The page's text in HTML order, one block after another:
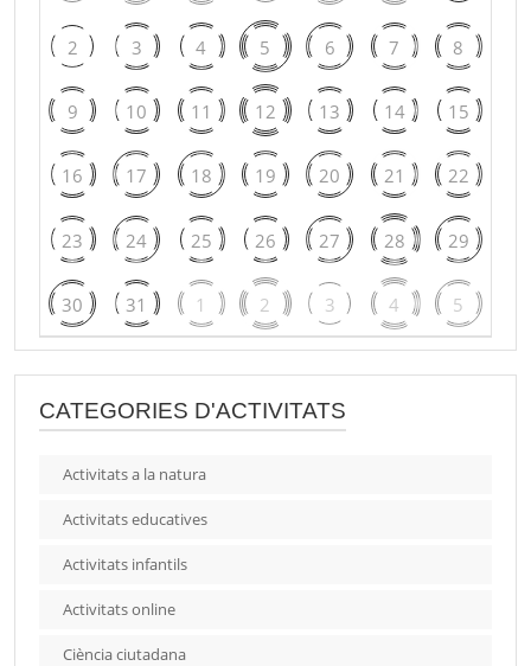
2 3 4 5 6 7 8
9 10 11 12 13 14 15
16 17 18 19 20 21 22
23 24 25 26 27 28 29
30 31 1 2 3 4 5
CATEGORIES D'ACTIVITATS
Activitats a la natura
Activitats educatives
Activitats infantils
Activitats online
Ciència ciutadana